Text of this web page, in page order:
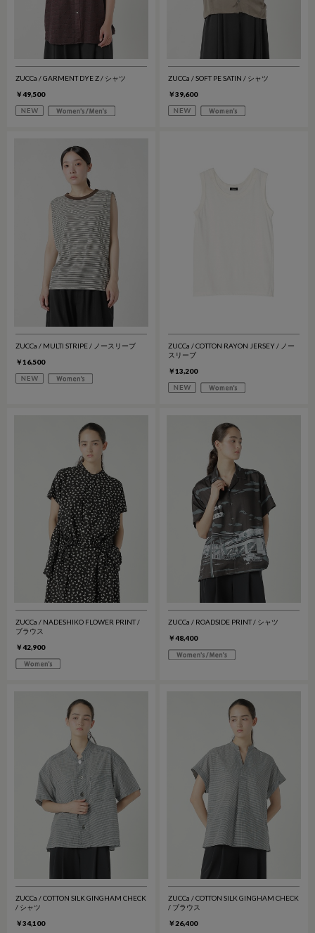
ZUCCa / GARMENT DYE Z / シャツ
￥49,500
ZUCCa / SOFT PE SATIN / シャツ
￥39,600
ZUCCa / MULTI STRIPE / ノースリーブ
￥16,500
ZUCCa / COTTON RAYON JERSEY / ノー
スリーブ
￥13,200
ZUCCa / NADESHIKO FLOWER PRINT /
ブラウス
￥42,900
ZUCCa / ROADSIDE PRINT / シャツ
￥48,400
ZUCCa / COTTON SILK GINGHAM CHECK
/ シャツ
￥34,100
ZUCCa / COTTON SILK GINGHAM CHECK
/ ブラウス
￥26,400